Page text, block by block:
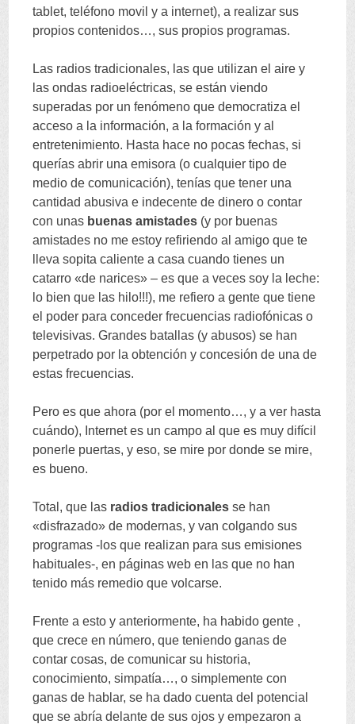
tablet, teléfono movil y a internet), a realizar sus
propios contenidos…, sus propios programas.
Las radios tradicionales, las que utilizan el aire y
las ondas radioeléctricas, se están viendo
superadas por un fenómeno que democratiza el
acceso a la información, a la formación y al
entretenimiento. Hasta hace no pocas fechas, si
querías abrir una emisora (o cualquier tipo de
medio de comunicación), tenías que tener una
cantidad abusiva e indecente de dinero o contar
con unas buenas amistades (y por buenas
amistades no me estoy refiriendo al amigo que te
lleva sopita caliente a casa cuando tienes un
catarro «de narices» – es que a veces soy la leche:
lo bien que las hilo!!!), me refiero a gente que tiene
el poder para conceder frecuencias radiofónicas o
televisivas. Grandes batallas (y abusos) se han
perpetrado por la obtención y concesión de una de
estas frecuencias.
Pero es que ahora (por el momento…, y a ver hasta
cuándo), Internet es un campo al que es muy difícil
ponerle puertas, y eso, se mire por donde se mire,
es bueno.
Total, que las radios tradicionales se han
«disfrazado» de modernas, y van colgando sus
programas -los que realizan para sus emisiones
habituales-, en páginas web en las que no han
tenido más remedio que volcarse.
Frente a esto y anteriormente, ha habido gente ,
que crece en número, que teniendo ganas de
contar cosas, de comunicar su historia,
conocimiento, simpatía…, o simplemente con
ganas de hablar, se ha dado cuenta del potencial
que se abría delante de sus ojos y empezaron a